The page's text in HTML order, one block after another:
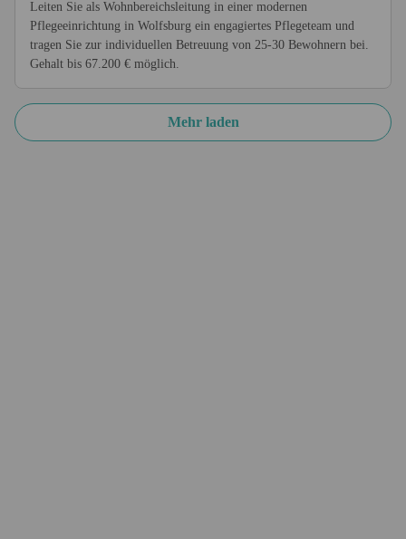
Leiten Sie als Wohnbereichsleitung in einer modernen
Pflegeeinrichtung in Wolfsburg ein engagiertes Pflegeteam und
tragen Sie zur individuellen Betreuung von 25-30 Bewohnern bei.
Gehalt bis 67.200 € möglich.
Mehr laden